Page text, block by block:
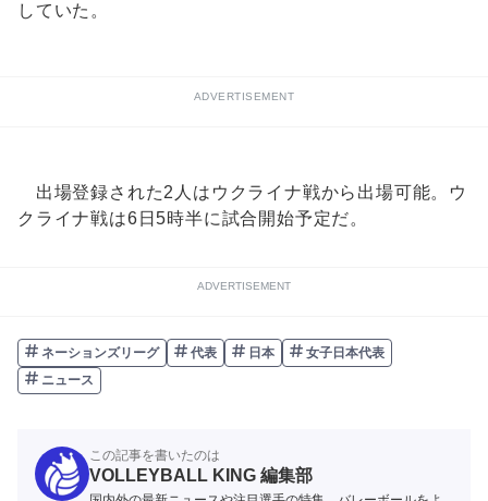
していた。
ADVERTISEMENT
出場登録された2人はウクライナ戦から出場可能。ウ
クライナ戦は6日5時半に試合開始予定だ。
ADVERTISEMENT
ネーションズリーグ 代表 日本
女子日本代表
ニュース
この記事を書いたのは
VOLLEYBALL KING 編集部